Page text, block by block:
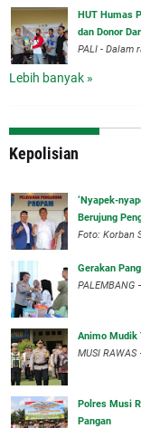
HUT Humas
dan Donor
PALI - Dalam
Lebih banyak »
Kepolisian
‘Nyapek-
Berujung
Foto: Korban
Gerakan
PALEMBANG
Animo Mudik
MUSI
Polres Musi
Pangan